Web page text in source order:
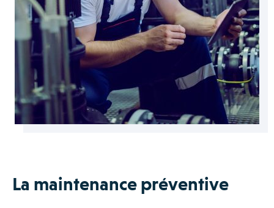
La maintenance préventive